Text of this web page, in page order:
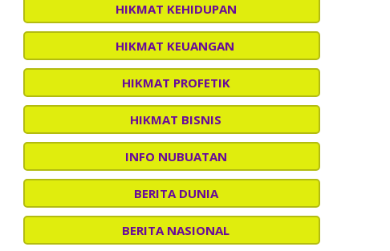
HIKMAT KEHIDUPAN
HIKMAT KEUANGAN
HIKMAT PROFETIK
HIKMAT BISNIS
INFO NUBUATAN
BERITA DUNIA
BERITA NASIONAL